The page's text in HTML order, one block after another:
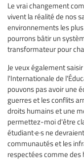
Le vrai changement
vivent la réalité de nos
environnements les
pourrons bâtir un
transformateur pour
Je veux également
l'Internationale de
pouvons pas avoir une
guerres et les conflits
droits humains et une
permettez-moi d'être
étudiant·e·s ne
communautés et les
respectées comme des